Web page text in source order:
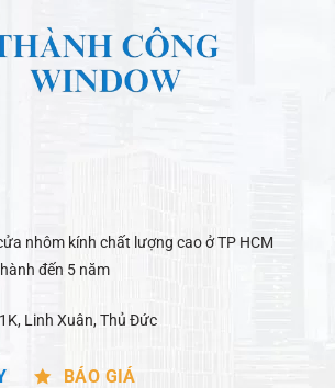
nhôm kính chất lượng cao ở TP HCM
đến 5 năm
Linh Xuân, Thủ Đức
BÁO GIÁ